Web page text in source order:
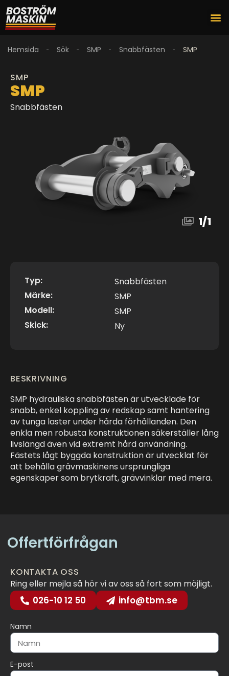
Hemsida Sök SMP Snabbfästen SMP
BESKRIVNING
SMP hydrauliska snabbfästen är utvecklade för
snabb, enkel koppling av redskap samt hantering
av tunga laster under hårda förhållanden. Den
enkla men robusta konstruktionen säkerställer lång
livslängd även vid extremt hård användning.
Fästets lågt byggda konstruktion är utvecklat för
att behålla grävmaskinens ursprungliga
egenskaper som brytkraft, grävvinklar med mera.
SMP
SMP
Snabbfästen
1/1
Typ:
Snabbfästen
Märke:
SMP
Modell:
SMP
Skick:
Ny
Offertförfrågan
Namn
E-post
KONTAKTA OSS
Ring eller mejla så hör vi av oss så fort som möjligt.
026-10 12 50 info@tbm.se